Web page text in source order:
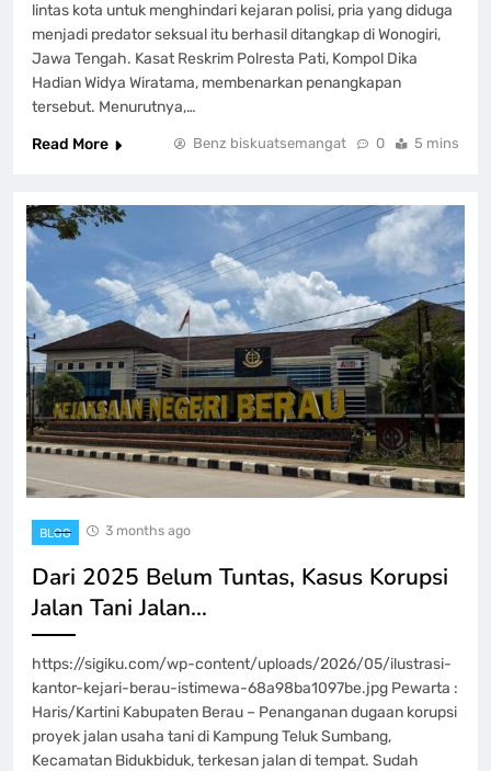
lintas kota untuk menghindari kejaran polisi, pria yang diduga
menjadi predator seksual itu berhasil ditangkap di Wonogiri,
Jawa Tengah. Kasat Reskrim Polresta Pati, Kompol Dika
Hadian Widya Wiratama, membenarkan penangkapan
tersebut. Menurutnya,…
Read More
Benz biskuatsemangat 0 5 mins
BLOG 3 months ago
Dari 2025 Belum Tuntas, Kasus Korupsi
Jalan Tani Jalan…
https://sigiku.com/wp-content/uploads/2026/05/ilustrasi-
kantor-kejari-berau-istimewa-68a98ba1097be.jpg Pewarta :
Haris/Kartini Kabupaten Berau – Penanganan dugaan korupsi
proyek jalan usaha tani di Kampung Teluk Sumbang,
Kecamatan Bidukbiduk, terkesan jalan di tempat. Sudah